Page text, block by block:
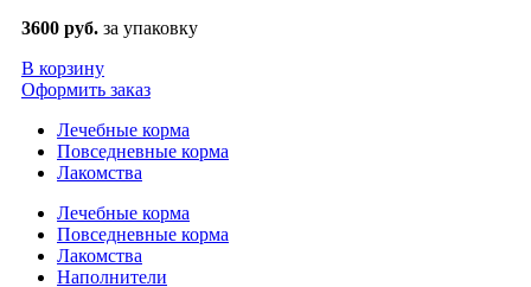
3600 руб. за упаковку
В корзину
Оформить заказ
Лечебные корма
Повседневные корма
Лакомства
Лечебные корма
Повседневные корма
Лакомства
Наполнители